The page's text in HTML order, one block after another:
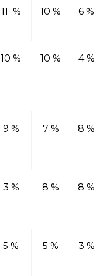
11 % 10 % 6 %
10 % 10 % 4 %
9 % 7 % 8 %
3 % 8 % 8 %
5 % 5 % 3 %